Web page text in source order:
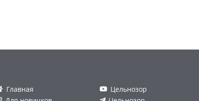
Главная
Цельнозор